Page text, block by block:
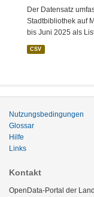
Der Datensatz
Stadtbibliothek auf
bis Juni 2025 als
CSV
Nutzungsbedingungen
Glossar
Hilfe
Links
Kontakt
OpenData-Portal der